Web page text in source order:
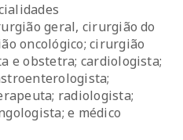
geral, cirurgião do
oncológico; cirurgião
e obstetra; cardiologista;
radiologista;
e médico